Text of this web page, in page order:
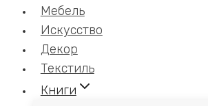
Мебель
Искусство
Декор
Текстиль
Книги